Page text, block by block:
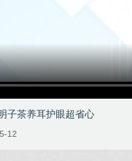
子茶养耳护眼超省心
12